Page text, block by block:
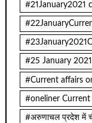
#21January2021
#25 January
#Current affairs
#oneliner Current
#अरुणाचल प्रदेश में